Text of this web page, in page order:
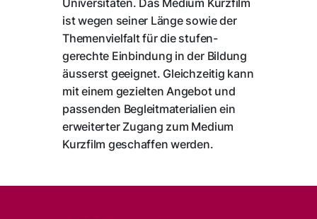
ist wegen seiner Länge sowie der
Themenvielfalt für die stufen-
gerechte Einbindung in der Bildung
äusserst geeignet. Gleichzeitig kann
mit einem gezielten Angebot und
passenden Begleitmaterialien ein
erweiterter Zugang zum Medium
Kurzfilm geschaffen werden.